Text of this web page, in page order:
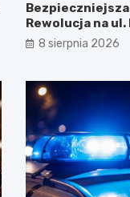
Rewolucja na
Targówku
8 sierpnia 2026